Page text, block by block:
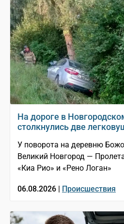
На дороге в
столкнулись две
У поворота на деревню
Великий Новгород —
«Киа Рио» и «Рено Логан»
06.08.2026 | Происшествия